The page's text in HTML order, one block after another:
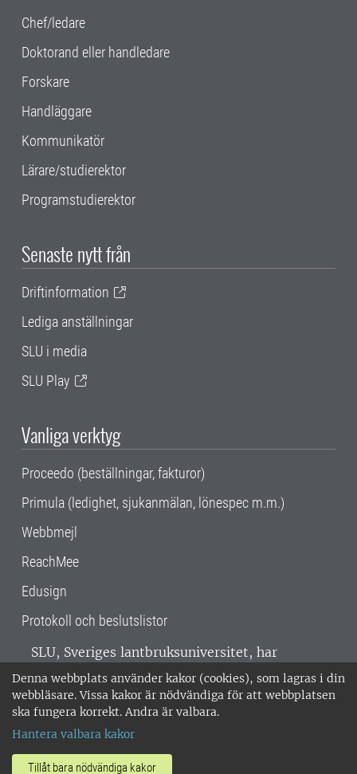
Denna webbplats använder kakor (cookies), som lagras i din
webbläsare. Vissa kakor är nödvändiga för att webbplatsen
ska fungera korrekt. Andra är valbara.
Hantera valbara kakor
Tillåt bara nödvändiga kakor
Chef/ledare
Doktorand eller handledare
Forskare
Handläggare
Kommunikatör
Lärare/studierektor
Programstudierektor
Senaste nytt från
Driftinformation
Lediga anställningar
SLU i media
SLU Play
Vanliga verktyg
Proceedo (beställningar, fakturor)
Primula (ledighet, sjukanmälan, lönespec m.m.)
Webbmejl
ReachMee
Edusign
Protokoll och beslutslistor
SLU, Sveriges lantbruksuniversitet, har
verksamhet över hela Sverige. Huvudorter är
Alnarp, Uppsala och Umeå.SLU är
miljöcertifierat enligt ISO 14001. •
018-67 10 00 • Org nr: 202100-2817 •
Om SLU:s webbplatser